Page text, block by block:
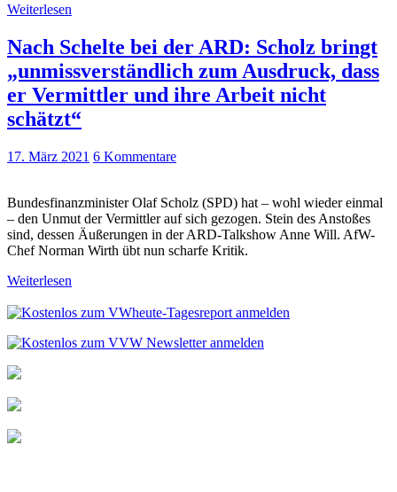
Weiterlesen
Nach Schelte bei der ARD: Scholz bringt
„unmissverständlich zum Ausdruck, dass
er Vermittler und ihre Arbeit nicht
schätzt“
17. März 2021 6 Kommentare
Bundesfinanzminister Olaf Scholz (SPD) hat – wohl wieder einmal
– den Unmut der Vermittler auf sich gezogen. Stein des Anstoßes
sind, dessen Äußerungen in der ARD-Talkshow Anne Will. AfW-
Chef Norman Wirth übt nun scharfe Kritik.
Weiterlesen